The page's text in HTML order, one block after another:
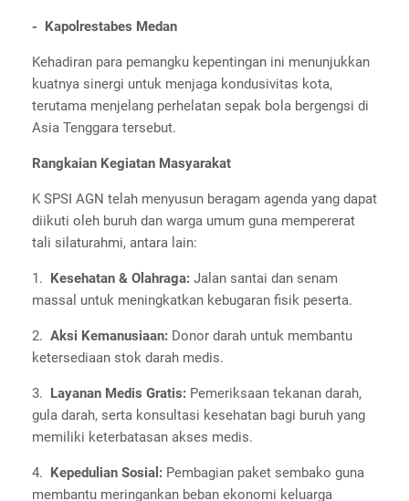
- Kapolrestabes Medan
Kehadiran para pemangku kepentingan ini menunjukkan
kuatnya sinergi untuk menjaga kondusivitas kota,
terutama menjelang perhelatan sepak bola bergengsi di
Asia Tenggara tersebut.
Rangkaian Kegiatan Masyarakat
K SPSI AGN telah menyusun beragam agenda yang dapat
diikuti oleh buruh dan warga umum guna mempererat
tali silaturahmi, antara lain:
1. Kesehatan & Olahraga: Jalan santai dan senam
massal untuk meningkatkan kebugaran fisik peserta.
2. Aksi Kemanusiaan: Donor darah untuk membantu
ketersediaan stok darah medis.
3. Layanan Medis Gratis: Pemeriksaan tekanan darah,
gula darah, serta konsultasi kesehatan bagi buruh yang
memiliki keterbatasan akses medis.
4. Kepedulian Sosial: Pembagian paket sembako guna
membantu meringankan beban ekonomi keluarga